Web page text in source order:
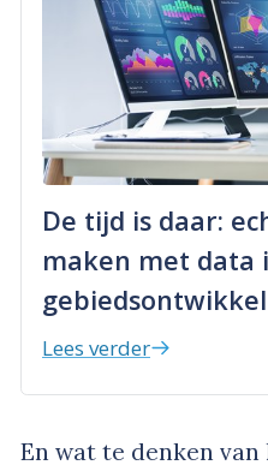
De tijd is daar:
maken met data
Lees verder
En wat te denken